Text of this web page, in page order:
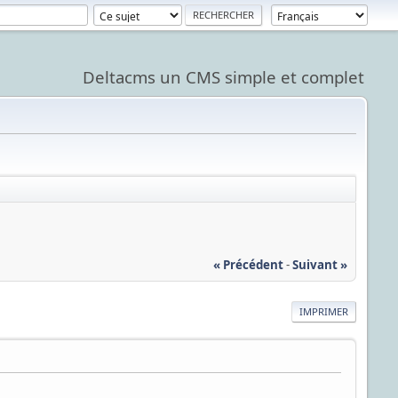
Deltacms un CMS simple et complet
« Précédent-Suivant »
IMPRIMER